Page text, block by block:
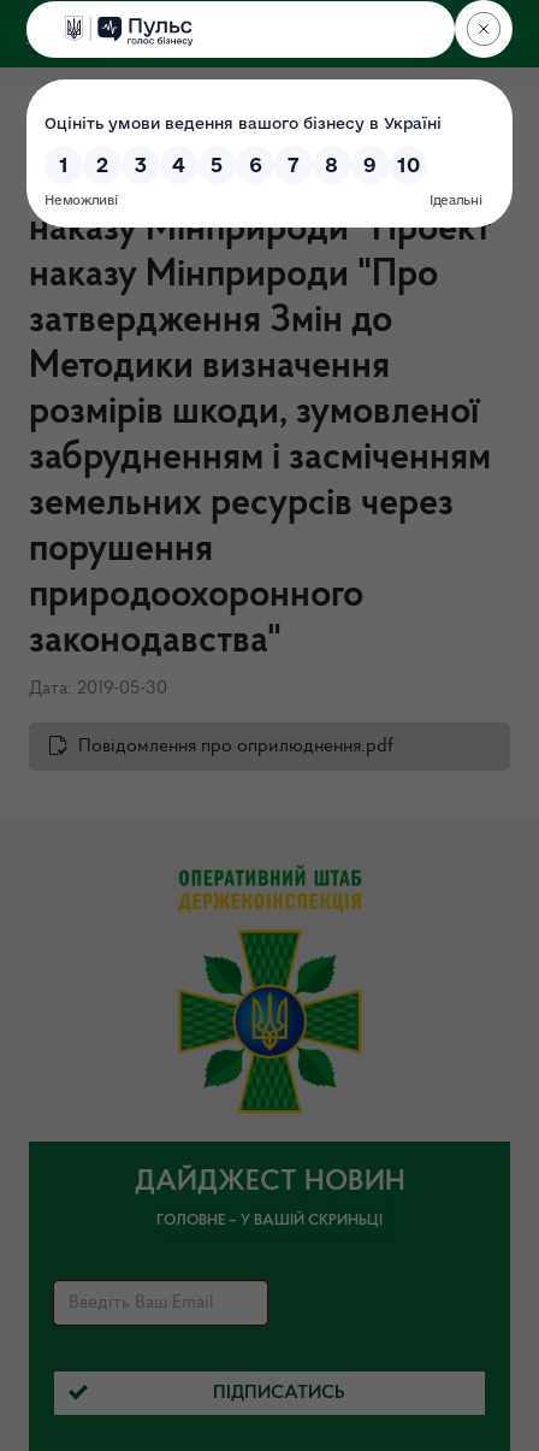
ДЕРЖЕКОІНСПЕКЦІЯ
Повідомлення про
оприлюднення проекту
наказу Мінприроди "Проект
наказу Мінприроди "Про
затвердження Змін до
Методики визначення
розмірів шкоди, зумовленої
забрудненням і засміченням
земельних ресурсів через
порушення
природоохоронного
законодавства"
Дата: 2019-05-30
Повідомлення про оприлюднення.pdf
ДАЙДЖЕСТ НОВИН
ГОЛОВНЕ – У ВАШІЙ СКРИНЬЦІ
ПІДПИСАТИСЬ